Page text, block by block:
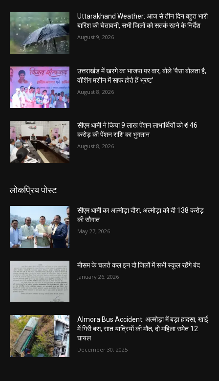
Uttarakhand Weather: आज से तीन दिन बहुत भारी
बारिश की चेतावनी, सभी जिलों को सतर्क रहने के निर्देश
August 9, 2026
उत्तराखंड में खरगे का भाजपा पर वार, बोले ‘पैसा बोलता है,
वॉशिंग मशीन में साफ होते हैं भ्रष्ट’
August 8, 2026
सीएम धामी ने किया 9 लाख पेंशन लाभार्थियों को ₹ 146
करोड़ की पेंशन राशि का भुगतान
August 8, 2026
लोकप्रिय पोस्ट
सीएम धामी का अल्मोड़ा दौरा, अल्मोड़ा को दी 138 करोड़
की सौगात
May 27, 2026
मौसम के चलते कल इन दो जिलों में सभी स्कूल रहेंगे बंद
January 26, 2026
Almora Bus Accident: अल्मोड़ा में बड़ा हादसा, खाई
में गिरी बस, सात यात्रियों की मौत, दो महिला समेत 12
घायल
December 30, 2025